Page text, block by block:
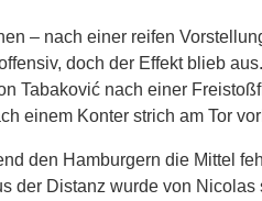
– nach einer reifen
doch der Effekt blieb
Tabaković nach einer
einem Konter strich am Tor
den Hamburgern die Mittel
der Distanz wurde von